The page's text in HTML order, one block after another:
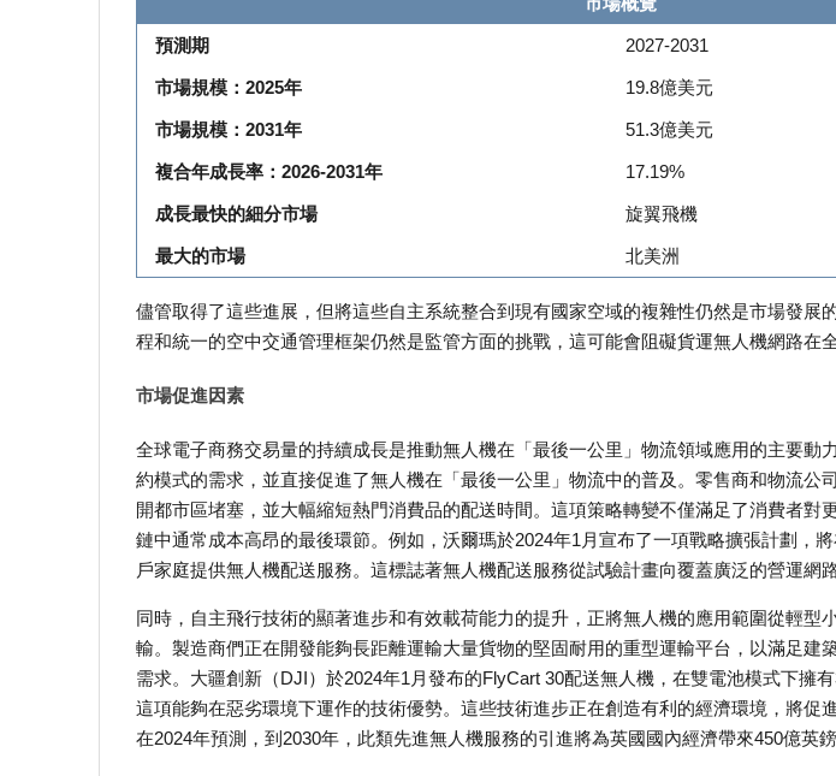
預測期 2027-2031
市場規模：2025年 19.8億美元
市場規模：2031年 51.3億美元
複合年成長率：2026-2031年 17.19%
成長最快的細分市場 旋翼飛機
最大的市場 北美洲
儘管取得了這些進展，但將這些自主系統整合到現有國家空域的複雜性仍然是市場發展
程和統一的空中交通管理框架仍然是監管方面的挑戰，這可能會阻礙貨運無人機網路在
市場促進因素
全球電子商務交易量的持續成長是推動無人機在「最後一公里」物流領域應用的主要動
約模式的需求，並直接促進了無人機在「最後一公里」物流中的普及。零售商和物流公
開都市區堵塞，並大幅縮短熱門消費品的配送時間。這項策略轉變不僅滿足了消費者對
鏈中通常成本高昂的最後環節。例如，沃爾瑪於2024年1月宣布了一項戰略擴張計劃，
戶家庭提供無人機配送服務。這標誌著無人機配送服務從試驗計畫向覆蓋廣泛的營運網
同時，自主飛行技術的顯著進步和有效載荷能力的提升，正將無人機的應用範圍從輕型
輸。製造商們正在開發能夠長距離運輸大量貨物的堅固耐用的重型運輸平台，以滿足建
需求。大疆創新（DJI）於2024年1月發布的FlyCart 30配送無人機，在雙電池模式下擁
這項能夠在惡劣環境下運作的技術優勢。這些技術進步正在創造有利的經濟環境，將促
在2024年預測，到2030年，此類先進無人機服務的引進將為英國國內經濟帶來450億英鎊